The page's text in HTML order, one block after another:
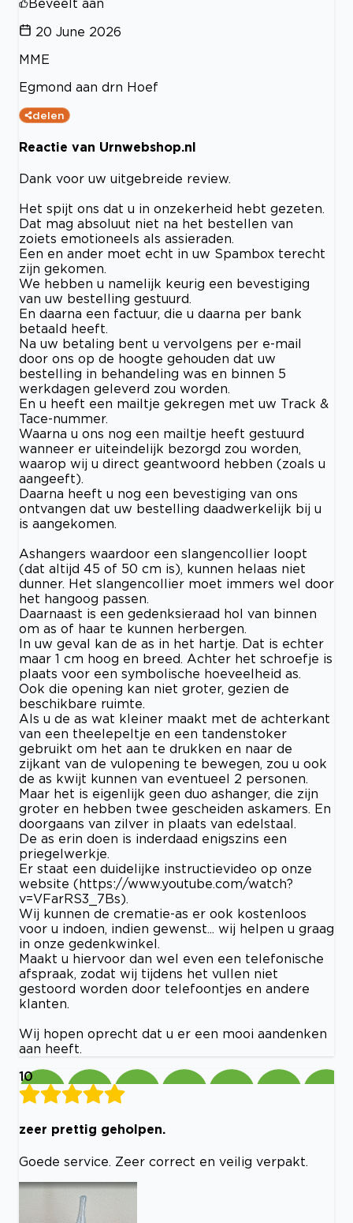
20 June 2026
MME
Egmond aan drn Hoef
delen
Reactie van Urnwebshop.nl
Dank voor uw uitgebreide review.
Het spijt ons dat u in onzekerheid hebt gezeten.
Dat mag absoluut niet na het bestellen van
zoiets emotioneels als assieraden.
Een en ander moet echt in uw Spambox terecht
zijn gekomen.
We hebben u namelijk keurig een bevestiging
van uw bestelling gestuurd.
En daarna een factuur, die u daarna per bank
betaald heeft.
Na uw betaling bent u vervolgens per e-mail
door ons op de hoogte gehouden dat uw
bestelling in behandeling was en binnen 5
werkdagen geleverd zou worden.
En u heeft een mailtje gekregen met uw Track &
Tace-nummer.
Waarna u ons nog een mailtje heeft gestuurd
wanneer er uiteindelijk bezorgd zou worden,
waarop wij u direct geantwoord hebben (zoals u
aangeeft).
Daarna heeft u nog een bevestiging van ons
ontvangen dat uw bestelling daadwerkelijk bij u
is aangekomen.
Ashangers waardoor een slangencollier loopt
(dat altijd 45 of 50 cm is), kunnen helaas niet
dunner. Het slangencollier moet immers wel door
het hangoog passen.
Daarnaast is een gedenksieraad hol van binnen
om as of haar te kunnen herbergen.
In uw geval kan de as in het hartje. Dat is echter
maar 1 cm hoog en breed. Achter het schroefje is
plaats voor een symbolische hoeveelheid as.
Ook die opening kan niet groter, gezien de
beschikbare ruimte.
Als u de as wat kleiner maakt met de achterkant
van een theelepeltje en een tandenstoker
gebruikt om het aan te drukken en naar de
zijkant van de vulopening te bewegen, zou u ook
de as kwijt kunnen van eventueel 2 personen.
Maar het is eigenlijk geen duo ashanger, die zijn
groter en hebben twee gescheiden askamers. En
doorgaans van zilver in plaats van edelstaal.
De as erin doen is inderdaad enigszins een
priegelwerkje.
Er staat een duidelijke instructievideo op onze
website (https://www.youtube.com/watch?
v=VFarRS3_7Bs).
Wij kunnen de crematie-as er ook kostenloos
voor u indoen, indien gewenst... wij helpen u graag
in onze gedenkwinkel.
Maakt u hiervoor dan wel even een telefonische
afspraak, zodat wij tijdens het vullen niet
gestoord worden door telefoontjes en andere
klanten.
Wij hopen oprecht dat u er een mooi aandenken
aan heeft.
10
zeer prettig geholpen.
Goede service. Zeer correct en veilig verpakt.